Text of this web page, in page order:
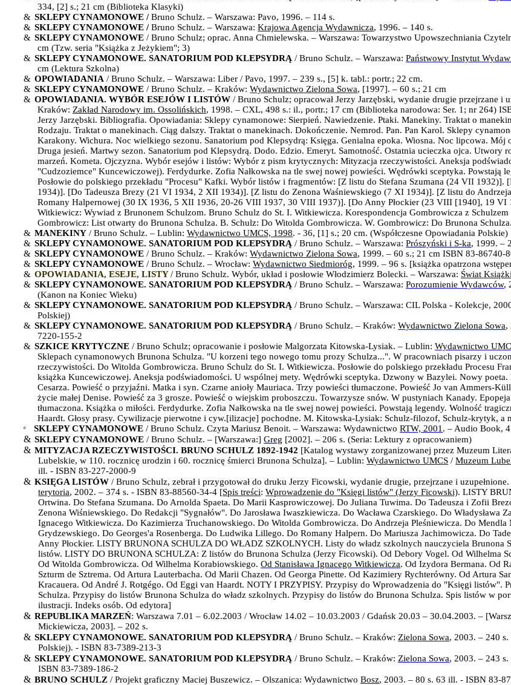
334, [2] s.; 21 cm (Biblioteka Klasyki)
& SKLEPY CYNAMONOWE /Bruno Schulz. –Warszawa: Pavo, 1996. – 114 s.
& SKLEPY CYNAMONOWE /Bruno Schulz. –Warszawa:Krajowa Agencja Wydawnicza, 1996. – 140 s.
& SKLEPY CYNAMONOWE / Bruno Schulz; oprac. Anna Chmielewska. – Warszawa: Towarzystwo Upowszechniania
cm (Tzw. seria "Książka z Jeżykiem"; 3)
& SKLEPY CYNAMONOWE. SANATORIUM POD KLEPSYDRĄ / Bruno Schulz. –Warszawa:Państwowy Instytut
cm (Lektura Szkolna)
& OPOWIADANIA / Bruno Schulz. – Warszawa: Liber / Pavo, 1997. – 239 s., [5] k. tabl.: portr.; 22 cm.
& SKLEPY CYNAMONOWE / Bruno Schulz. – Kraków:Wydawnictwo Zielona Sowa, [1997]. – 60 s.; 21 cm
& OPOWIADANIA. WYBÓR ESEJÓW I LISTÓW / Bruno Schulz;opracował Jerzy Jarzębski, wydanie drugie przejrzane i
Kraków: Zakład Narodowy im. Ossolińskich, 1998. – CXL, 498 s.: il., portr.; 17 cm (Biblioteka narodowa: Ser. 1; nr 264)
Jerzy Jarzębski. Bibliografia. Opowiadania: Sklepy cynamonowe: Sierpień. Nawiedzenie. Ptaki. Manekiny. Traktat o
Rodzaju. Traktat o manekinach. Ciąg dalszy. Traktat o manekinach. Dokończenie. Nemrod. Pan. Pan Karol. Sklepy
Karakony. Wichura. Noc wielkiego sezonu. Sanatorium pod Klepsydrą: Księga. Genialna epoka. Wiosna. Noc lipcowa. Mój
Druga jesień. Martwy sezon. Sanatorium pod Klepsydrą. Dodo. Edzio. Emeryt. Samotność. Ostatnia ucieczka ojca. Utwory
marzeń. Kometa. Ojczyzna. Wybór esejów i listów: Wybór z pism krytycznych: Mityzacja rzeczywistości. Aneksja
"Cudzoziemce" Kuncewiczowej). Ferdydurke. Zofia Nałkowska na tle swej nowej powieści. Wędrówki sceptyka. Powstają
Posłowie do polskiego przekładu "Procesu" Kafki. Wybór listów i fragmentów: [Z listu do Stefana Szumana (24 VII 1932)].
1934)]. [Do Tadeusza Brezy (21 VI 1934, 2 XII 1934)]. [Z listu do Zenona Waśniewskiego (7 XI 1934)]. [Z listu do
Romany Halpernowej (30 IX 1936, 5 XII 1936, 20-26 VIII 1937, 30 VIII 1937)]. [Do Anny Płockier (23 VIII [1940], 19 VI
Witkiewicz: Wywiad z Brunonem Schulzom. Bruno Schulz do St. I. Witkiewicza. Korespondencja Gombrowicza z Schulzem
Gombrowicz: List otwarty do Brunona Schulza. B. Schulz: Do Witolda Gombrowicza. W. Gombrowicz: Do Brunona
& MANEKINY / Bruno Schulz. – Lublin:Wydawnictwo UMCS, 1998. - 36, [1] s.; 20 cm. (Współczesne Opowiadania Polskie)
& SKLEPY CYNAMONOWE. SANATORIUM POD KLEPSYDRĄ / Bruno Schulz. – Warszawa:Prószyński i S-ka, 1999. –
& SKLEPY CYNAMONOWE / Bruno Schulz. – Kraków:Wydawnictwo Zielona Sowa, 1999. – 60 s.; 21 cm ISBN 83-86740-
& SKLEPY CYNAMONOWE / Bruno Schulz. – Wrocław:Wydawnictwo Siedmioróg, 1999. –96 s. [książka opatrzona
& OPOWIADANIA, ESEJE, LISTY / Bruno Schulz. Wybór, układ i posłowie Włodzimierz Bolecki. – Warszawa: Świat Książki
& SKLEPY CYNAMONOWE. SANATORIUM POD KLEPSYDRĄ / Bruno Schulz. – Warszawa:Porozumienie Wydawców,
(Kanon na Koniec Wieku)
& SKLEPY CYNAMONOWE. SANATORIUM POD KLEPSYDRĄ / Bruno Schulz. – Warszawa: CIL Polska - Kolekcje,
Polskiej)
& SKLEPY CYNAMONOWE. SANATORIUM POD KLEPSYDRĄ / Bruno Schulz. –Kraków:Wydawnictwo Zielona Sowa,
7220-155-2
& SZKICE KRYTYCZNE / Bruno Schulz; opracowanie i posłowie Malgorzata Kitowska-Lysiak. – Lublin:Wydawnictwo
Sklepach cynamonowych Brunona Schulza. "U korzeni tego nowego tomu prozy Schulza...". W pracowniach pisarzy i
rzeczywistości. Do Witolda Gombrowicza. Bruno Schulz do St. I. Witkiewicza. Posłowie do polskiego przekładu Procesu
książka Kuncewiczowej. Aneksja podświadomości. U wspólnej mety. Wędrówki sceptyka. Dzwony w Bazylei. Nowy
Cesarza. Powieść o przyjaźni. Matka i syn. Czarne anioły Mauriaca. Trzy powieści tłumaczone. Powieść Jo van Ammers-
życie małej Denise. Powieść za 3 grosze. Powieść o wiejskim proboszczu. Towarzysze snów. W pustyniach Kanady.
tłumaczona. Książka o miłości. Ferdydurke. Zofia Nałkowska na tle swej nowej powieści. Powstają legendy. Wolność
Haardt. Głosy prasy. Cywilizacje pierwotne i cyw.[ilizacje] pochodne. M. Kitowska-Lysiak: Schulz-filozof, Schulz-krytyk, a
º SKLEPY CYNAMONOWE / Bruno Schulz. Czyta Mariusz Benoit. – Warszawa: WydawnictwoRTW, 2001 . – Audio Book,
& SKLEPY CYNAMONOWE / Bruno Schulz. – [Warszawa:]Greg [2002]. – 206 s. (Seria: Lektury z opracowaniem)
& MITYZACJA RZECZYWISTOŚCI. BRUNO SCHULZ 1892-1942 [Katalog wystawy zorganizowanej przez Muzeum
Lubelskie, w 110. rocznicę urodzin i 60. rocznicę śmierci Brunona Schulza]. – Lublin:Wydawnictwo UMCS /Muzeum
ill. - ISBN 83-227-2000-9
& KSIĘGA LISTÓW / Bruno Schulz, zebrał i przygotował do druku Jerzy Ficowski, wydanie drugie, przejrzane i
terytoria, 2002. – 374 s. - ISBN 83-88560-34-4 [Spis treści:Wprowadzenie do "Księgi listów" (Jerzy Ficowski). LISTY
Ortwina. Do Stefana Szumana. Do Arnolda Spaeta. Do Marii Kasprowiczowej. Do Juliana Tuwima. Do Tadeusza i Zofii
Zenona Wiśniewskiego. Do Redakcji "Sygnałów". Do Jarosława Iwaszkiewicza. Do Wacława Czarskiego. Do Władysława
Ignacego Witkiewicza. Do Kazimierza Truchanowskiego. Do Witolda Gombrowicza. Do Andrzeja Pleśniewicza. Do Mendla
Grydzewskiego.Do Georges'a Rosenberga.Do Ludwika Lillego.Do Romany Halpern.Do Mariusza Jachimowicza. Do
Anny Płockier. LISTY BRUNONA SCHULZA DO WŁADZ SZKOLNYCH. Listy do władz szkolnych nauczyciela Brunona
listów. LISTY DO BRUNONA SCHULZA: Z listów do Brunona Schulza (Jerzy Ficowski). Od Debory Vogel. Od Wilhelma
Od Witolda Gombrowicza. Od Wilhelma Korabiowskiego.Od Stanisława Ignacego Witkiewicza. Od Izydora Bermana. Od
Szturm de Sztrema. Od Artura Lauterbacha. Od Marii Chazen. Od Georga Pinette. Od Kazimiery Rychterówny. Od Artura
Kracauera.Od André J. Rotgégo.Od Eggi van Haardt.NOTY I PRZYPISY. Przypisy do Wprowadzenia do "Księgi listów".
Schulza. Przypisy do listów Brunona Schulza do władz szkolnych. Przypisy do listów do Brunona Schulza. Spis listów w
ilustracji. Indeks osób. Od edytora]
& REPUBLIKA MARZEŃ: Warszawa 7.01 – 6.02.2003 / Wrocław 14.02 – 10.03.2003 / Gdańsk 20.03 – 30.04.2003. –
Mickiewicza, 2003]. – 202 s.
& SKLEPY CYNAMONOWE. SANATORIUM POD KLEPSYDRĄ / Bruno Schulz. – Kraków: Zielona Sowa, 2003. – 240
Polskiej). - ISBN 83-7389-213-3
& SKLEPY CYNAMONOWE. SANATORIUM POD KLEPSYDRĄ / Bruno Schulz. – Kraków: Zielona Sowa, 2003. – 243
ISBN 83-7389-186-2
& BRUNO SCHULZ / Projekt graficzny Maciej Buszewicz. – Olszanica: WydawnictwoBosz, 2003. – 80 s. 63 ill. - ISBN 83-